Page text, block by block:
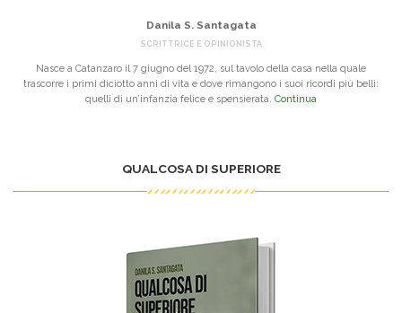
Danila S. Santagata
SCRITTRICE E OPINIONISTA
Nasce a Catanzaro il 7 giugno del 1972, sul tavolo della casa nella quale
trascorre i primi diciotto anni di vita e dove rimangono i suoi ricordi più belli:
quelli di un’infanzia felice e spensierata. Continua
QUALCOSA DI SUPERIORE